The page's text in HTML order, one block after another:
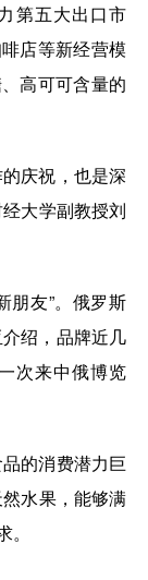
第五大出口市
店等新经营模
高可可含量的
庆祝，也是深
大学副教授刘
友”。俄罗斯
绍，品牌近几
次来中俄博览
的消费潜力巨
水果，能够满